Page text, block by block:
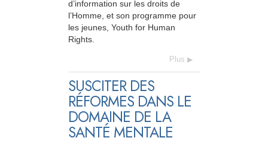
d’information sur les droits de
l’Homme, et son programme pour
les jeunes, Youth for Human
Rights.
Plus
SUSCITER DES
RÉFORMES DANS LE
DOMAINE DE LA
SANTÉ MENTALE